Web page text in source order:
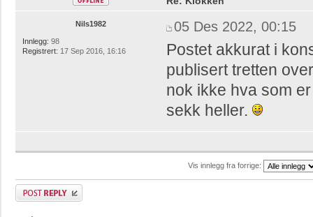
Nils1982
Innlegg: 98
Registrert: 17 Sep 2016, 16:16
05 Des 2022, 00:15
Postet akkurat i
publisert tretten
nok ikke hva som
sekk heller.
Vis innlegg fra forrige:
Skriv et svar